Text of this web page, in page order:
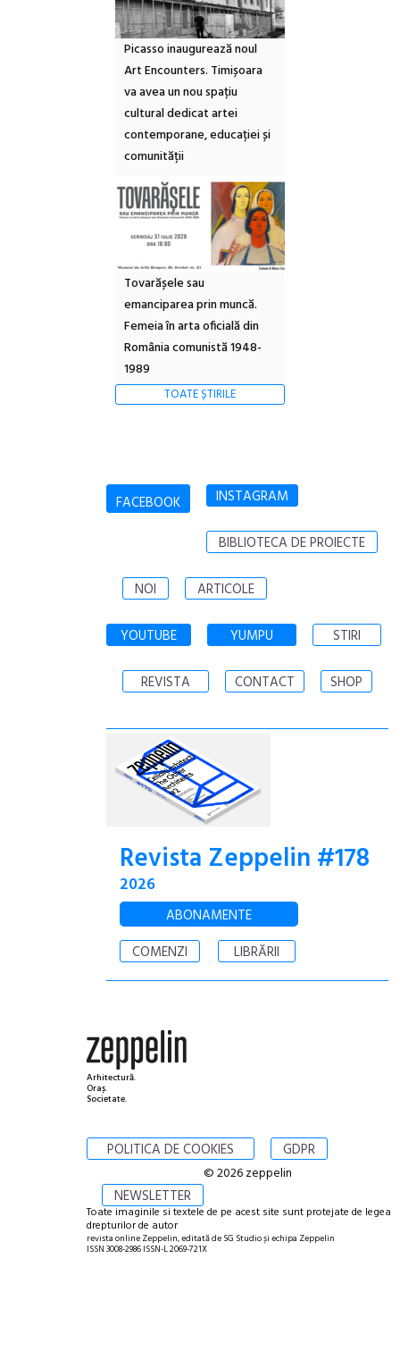
Picasso inaugurează noul
Art Encounters. Timișoara
va avea un nou spațiu
cultural dedicat artei
contemporane, educației și
comunității
Tovarășele sau
emanciparea prin muncă.
Femeia în arta oficială din
România comunistă 1948-
1989
TOATE ȘTIRILE
FACEBOOK INSTAGRAM
BIBLIOTECA DE PROIECTE
NOI ARTICOLE
YOUTUBE YUMPU STIRI
REVISTA CONTACT SHOP
Revista Zeppelin #178
2026
ABONAMENTE
COMENZI
LIBRĂRII
Arhitectură.
Oraș.
Societate.
POLITICA DE COOKIES GDPR
NEWSLETTER
© 2026 zeppelin
Toate imaginile si textele de pe acest site sunt protejate de legea
drepturilor de autor
revista online Zeppelin, editată de SG Studio și echipa Zeppelin
ISSN 3008-2986 ISSN-L 2069-721X